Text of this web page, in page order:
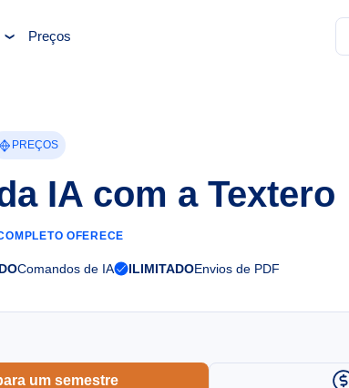
Preços
PREÇOS
IA com a Textero
OFERECE
Comandos de IA ILIMITADOEnvios de PDF
um semestre